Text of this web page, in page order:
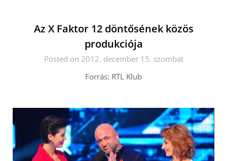
Az X Faktor 12 döntősének közös
produkciója
Posted on 2012. december 15. szombat
Forrás: RTL Klub